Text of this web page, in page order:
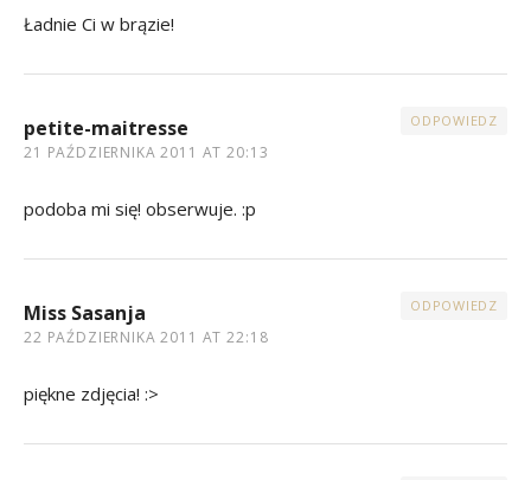
Ładnie Ci w brązie!
petite-maitresse
21 PAŹDZIERNIKA 2011 AT 20:13
ODPOWIEDZ
podoba mi się! obserwuje. :p
Miss Sasanja
22 PAŹDZIERNIKA 2011 AT 22:18
ODPOWIEDZ
piękne zdjęcia! :>